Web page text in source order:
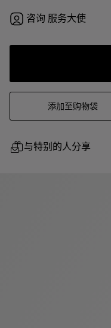
咨询 服务大使
添加至购物袋
与特别的人分享